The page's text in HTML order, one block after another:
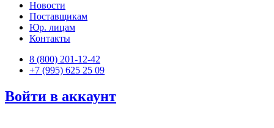
Новости
Поставщикам
Юр. лицам
Контакты
8 (800) 201-12-42
+7 (995) 625 25 09
Войти в аккаунт